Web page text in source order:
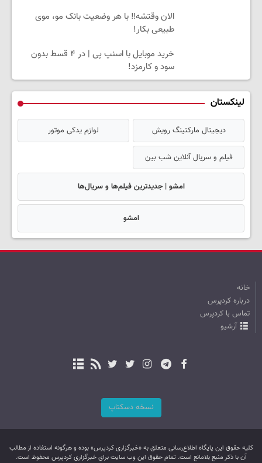
الان وقتشه‼️ با هر وضعیت بانک مو، موی
طبیعی بکار!
خرید موبایل با اسنپ پی | در ۴ قسط بدون
سود و کارمزد!
لینکستان
دیجیتال مارکتینگ رویش لوازم یدکی موتور
فیلم و سریال آنلاین شب بین
امشو | جدیدترین فیلم‌ها و سریال‌ها
امشو
خانه
درباره کردپرس
تماس با کردپرس
آرشیو
نسخه دسکتاپ
کليه حقوق اين پایگاه اطلاع‌رسانی متعلق به «خبرگزاری کردپرس» بوده و هرگونه استفاده از مطالب
آن با ذکر منبع بلامانع است. تمام حقوق این وب سایت برای خبرگزاری کردپرس محفوظ است.